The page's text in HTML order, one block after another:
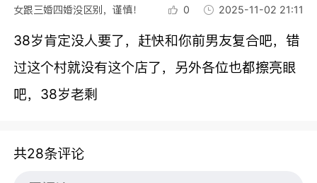
女跟三婚四婚没区别，谨慎！ 0 2025-11-02 21:11
38岁肯定没人要了，赶快和你前男友复合吧，错
过这个村就没有这个店了，另外各位也都擦亮眼
吧，38岁老剩
共28条评论